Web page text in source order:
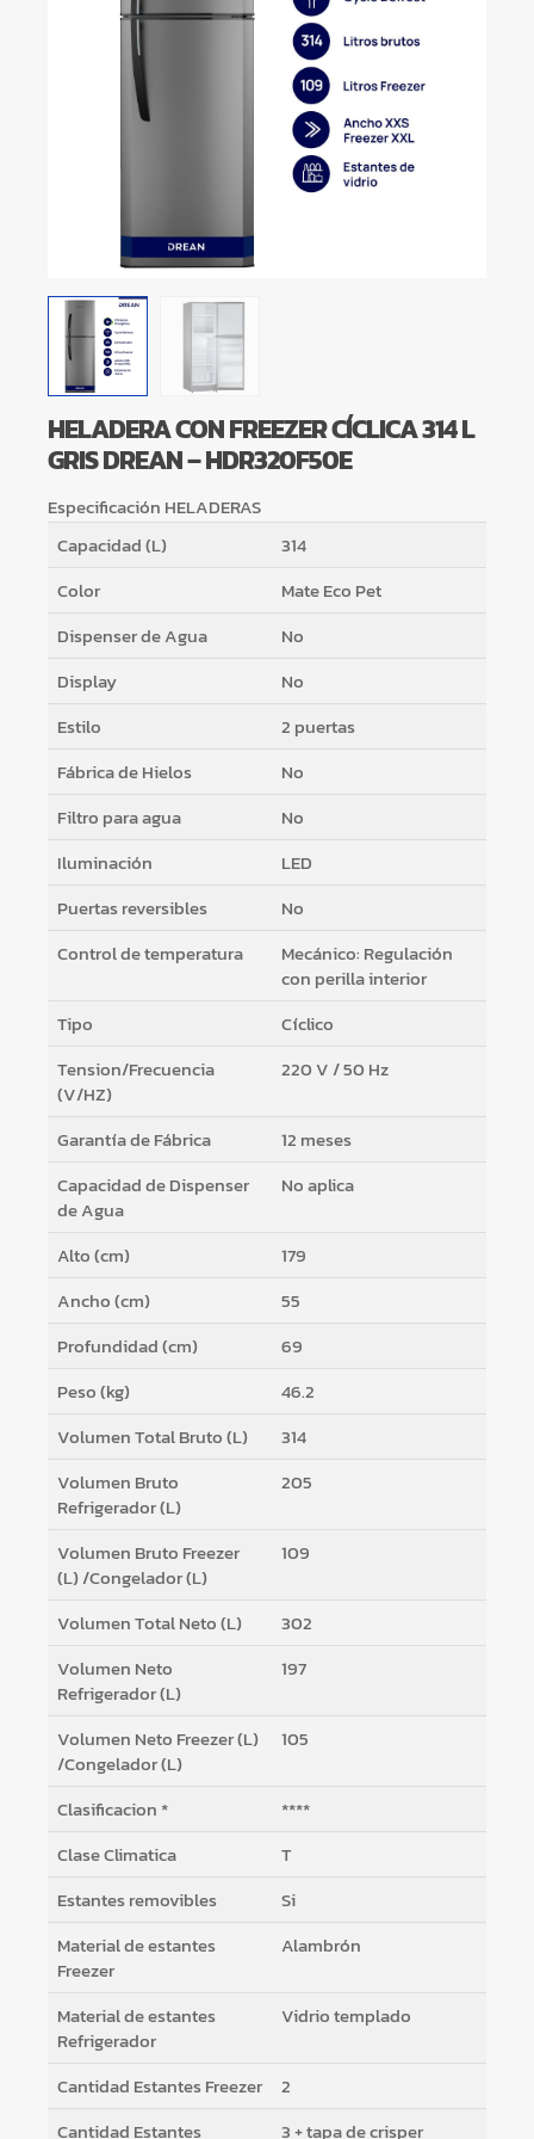
HELADERA CON FREEZER CÍCLICA 314 L
GRIS DREAN – HDR320F50E
Especificación HELADERAS
Capacidad (L)
314
Color
Mate Eco Pet
Dispenser de Agua
No
Display
No
Estilo
2 puertas
Fábrica de Hielos
No
Filtro para agua
No
Iluminación
LED
Puertas reversibles
No
Control de temperatura
Mecánico: Regulación
con perilla interior
Tipo
Cíclico
Tension/Frecuencia
(V/HZ)
220 V / 50 Hz
Garantía de Fábrica
12 meses
Capacidad de Dispenser
de Agua
No aplica
Alto (cm)
179
Ancho (cm)
55
Profundidad (cm)
69
Peso (kg)
46.2
Volumen Total Bruto (L)
314
Volumen Bruto
Refrigerador (L)
205
Volumen Bruto Freezer
(L) /Congelador (L)
109
Volumen Total Neto (L)
302
Volumen Neto
Refrigerador (L)
197
Volumen Neto Freezer (L)
/Congelador (L)
105
Clasificacion *
****
Clase Climatica
T
Estantes removibles
Si
Material de estantes
Freezer
Alambrón
Material de estantes
Refrigerador
Vidrio templado
Cantidad Estantes Freezer
2
Cantidad Estantes
3 + tapa de crisper